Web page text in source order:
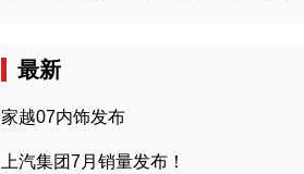
最新
家越07内饰发布
上汽集团7月销量发布！